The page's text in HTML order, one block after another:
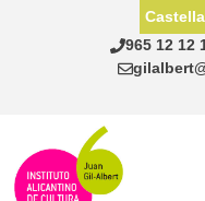
965 12 12